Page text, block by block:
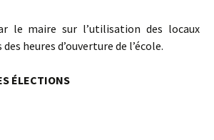
le maire sur l’utilisation des locaux
heures d’ouverture de l’école.
ÉLECTIONS